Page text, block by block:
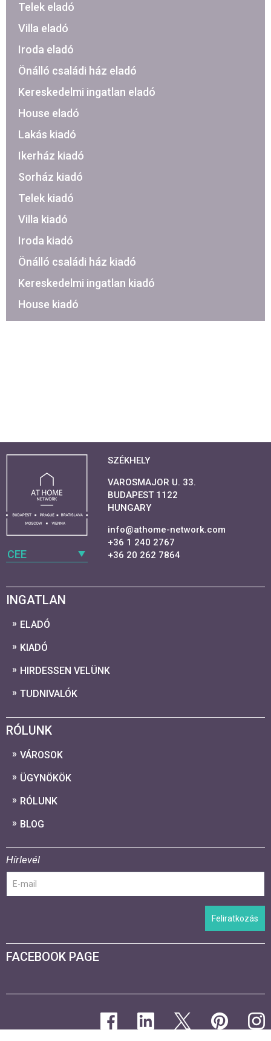
Telek eladó
Villa eladó
Iroda eladó
Önálló családi ház eladó
Kereskedelmi ingatlan eladó
House eladó
Lakás kiadó
Ikerház kiadó
Sorház kiadó
Telek kiadó
Villa kiadó
Iroda kiadó
Önálló családi ház kiadó
Kereskedelmi ingatlan kiadó
House kiadó
CEE
SZÉKHELY
VAROSMAJOR U. 33.
BUDAPEST 1122
HUNGARY
info@athome-network.com
+36 1 240 2767
+36 20 262 7864
INGATLAN
ELADÓ
KIADÓ
HIRDESSEN VELÜNK
TUDNIVALÓK
RÓLUNK
VÁROSOK
ÜGYNÖKÖK
RÓLUNK
BLOG
Hírlevél
Feliratkozás
FACEBOOK PAGE